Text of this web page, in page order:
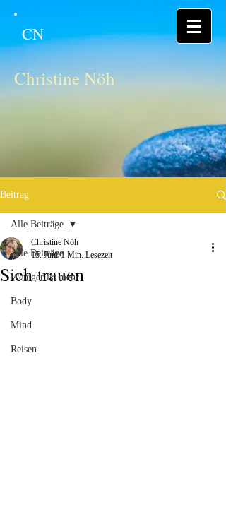
CN
Christine Nöh
Beitrag
Alle Beiträge
Weniger ist mehr
Body
Mind
Reisen
Alle Beiträge
Sich trauen
Christine Nöh
15. Juni 1 Min. Lesezeit